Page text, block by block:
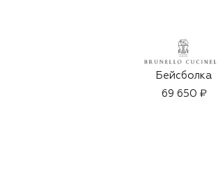
Бейсболка
69 650 ₽